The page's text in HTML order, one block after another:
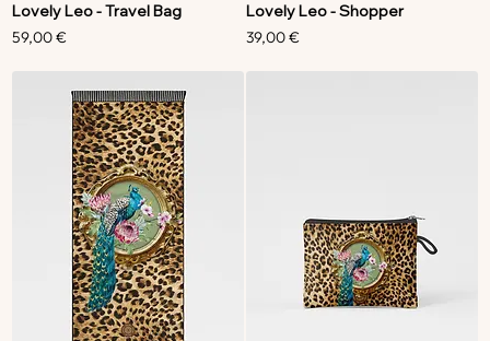
Lovely Leo - Travel Bag
Preis
59,00 €
Lovely Leo - Shopper
Preis
39,00 €